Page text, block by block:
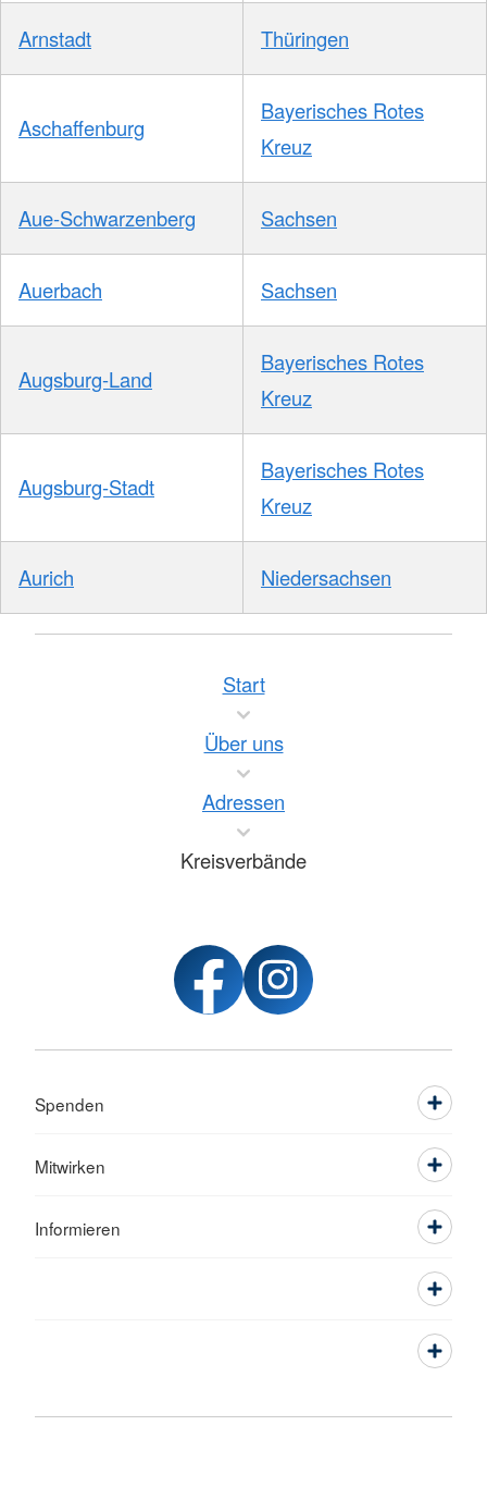
Arnstadt Thüringen
Aschaffenburg
Bayerisches Rotes
Kreuz
Aue-Schwarzenberg Sachsen
Auerbach Sachsen
Augsburg-Land
Bayerisches Rotes
Kreuz
Augsburg-Stadt
Bayerisches Rotes
Kreuz
Aurich Niedersachsen
Start
Über uns
Adressen
Kreisverbände
Spenden
Mitwirken
Informieren